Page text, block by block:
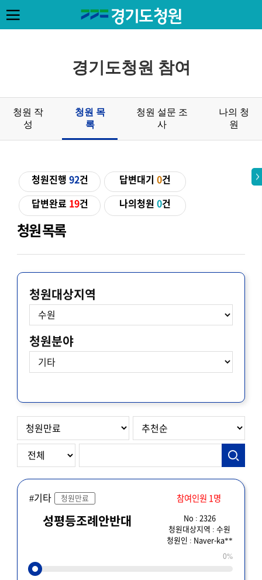
경기도청원 참여
청원 작
성
청원 목
록
청원 설문 조
사
나의 청
원
청원 목록
청원진행 92건 답변대기0건
답변완료 19건 나의청원0건
청원대상지역
청원분야
#기타 청원만료 참여인원 1명
성평등조례안반대
No : 2326
청원대상지역 : 수원
청원인 : Naver-ka**
0%